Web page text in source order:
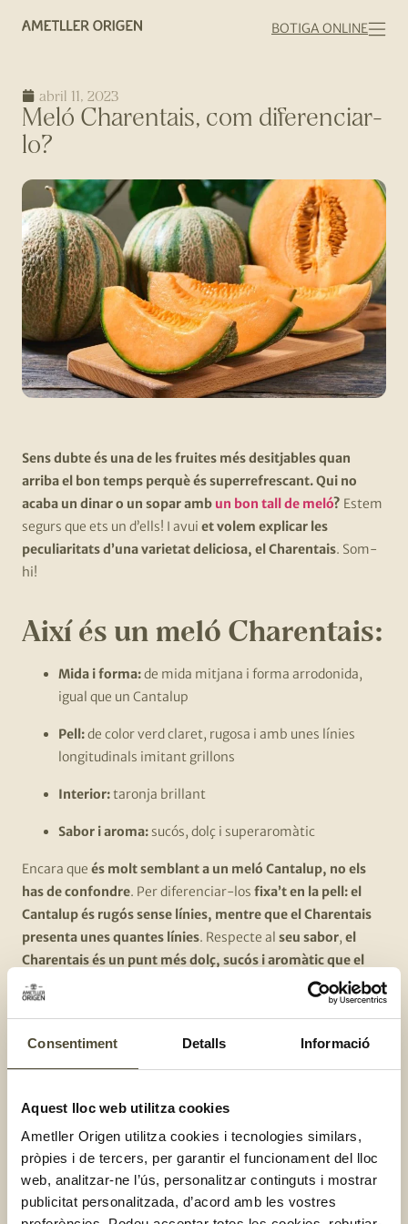
Consentiment Detalls Informació
Aquest lloc web utilitza cookies
Ametller Origen utilitza cookies i tecnologies similars,
pròpies i de tercers, per garantir el funcionament del lloc
web, analitzar-ne l’ús, personalitzar continguts i mostrar
publicitat personalitzada, d’acord amb les vostres
BOTIGA ONLINE
abril 11, 2023
Meló Charentais, com diferenciar-
lo?
Sens dubte és una de les fruites més desitjables quan
arriba el bon temps perquè és superrefrescant. Qui no
acaba un dinar o un sopar amb un bon tall de meló? Estem
segurs que ets un d’ells! I avui et volem explicar les
peculiaritats d’una varietat deliciosa, el Charentais. Som-
hi!
Així és un meló Charentais:
Mida i forma:de mida mitjana i forma arrodonida,
igual que un Cantalup
Pell:de color verd claret, rugosa i amb unes línies
longitudinals imitant grillons
Interior:taronja brillant
Sabor i aroma: sucós, dolç i superaromàtic
Encara que és molt semblant a un meló Cantalup, no els
has de confondre. Per diferenciar-los fixa’t en la pell: el
Cantalup és rugós sense línies, mentre que el Charentais
presenta unes quantes línies. Respecte al seu sabor, el
Charentais és un punt més dolç, sucós i aromàtic que el
Cantalup
4 beneficis del meló:
molts beneficis per la salut. Te’ls expliquem!
Hidratant: el meló conté un 92% d’aigua, motiu pel
qual és, juntament amb la síndria, una de les fruites
més hidratants i refrescants per cuidar el teu cos
davant les altes temperatures